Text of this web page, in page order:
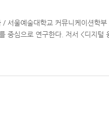
/ 서울예술대학교 커뮤니케이션학
중심으로 연구한다. 저서 <디지털